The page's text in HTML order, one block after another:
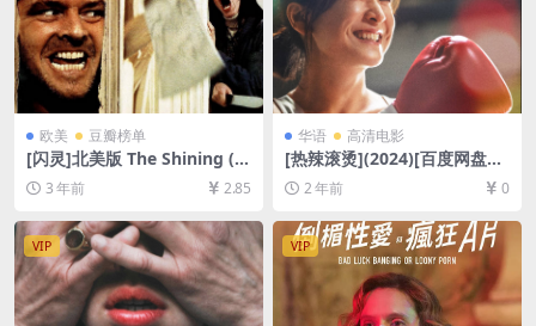
欧美 豆瓣榜单
[闪灵]北美版 The Shining (1
980)[百度网盘+夸克网盘+迅
雷云盘资源1080P超清未删减]
[MP4/9GB][中英字幕]
3 年前 2.85
华语 高清电影
[热辣滚烫](2024)[百度网盘
+夸克网盘1080P超清未删减
资源][网盘在线播放/下载][MP
4/6.5GB][中文字幕]
2 年前 0
VIP VIP